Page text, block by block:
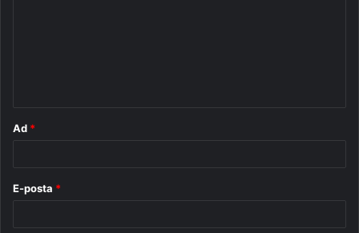
Ad *
E-posta *